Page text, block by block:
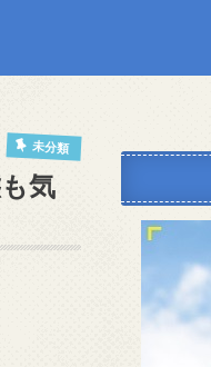
未分類
気